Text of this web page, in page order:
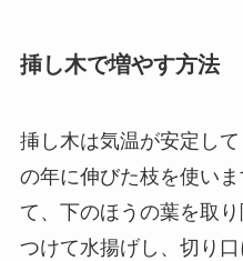
挿し木で増やす方法
挿し木は気温が安定し
の年に伸びた枝を使い
て、下のほうの葉を取
つけて水揚げし、切り